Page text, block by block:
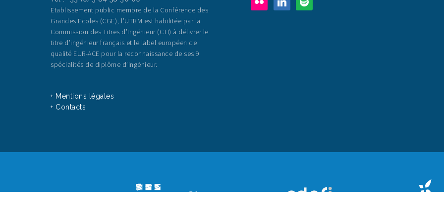
Etablissement public membre de la Conférence des
Grandes Ecoles (CGE), l’UTBM est habilitée par la
Commission des Titres d’Ingénieur (CTI) à délivrer le
titre d’ingénieur français et le label européen de
qualité EUR-ACE pour la reconnaissance de ses 9
spécialités de diplôme d’ingénieur.
+ Mentions légales
+ Contacts